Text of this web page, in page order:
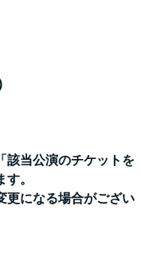
該当公演のチケットを
。
更になる場合がござい